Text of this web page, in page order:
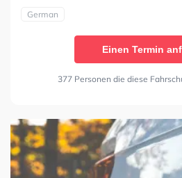
German
Einen Termin
377 Personen die diese